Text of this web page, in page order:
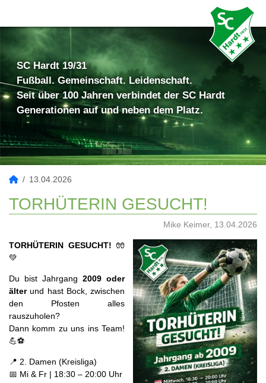
SC Hardt 19/31
Fußball. Gemeinschaft. Leidenschaft.
Seit über 100 Jahren verbindet der SC Hardt
Generationen auf und neben dem Platz.
13.04.2026
TORHÜTERIN GESUCHT!
Mike Keimer, 13.04.2026
TORHÜTERIN GESUCHT! 🧤
💚
Du bist Jahrgang 2009 oder
älterund hast Bock, zwischen
den Pfosten alles
rauszuholen?
Dann komm zu uns ins Team!
💪⚽
📍 2. Damen (Kreisliga)
📅 Mi & Fr | 18:30 – 20:00 Uhr